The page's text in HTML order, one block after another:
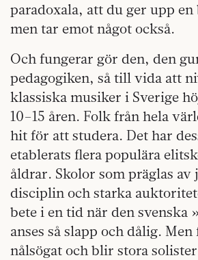
paradoxala, att du ger upp
men tar emot något också.
Och fungerar gör den, den
pedagogiken, så till vida att
klassiska musiker i Sverige
10–15 åren. Folk från hela
hit för att studera. Det har
etablerats flera populära
åldrar. Skolor som präglas
disciplin och starka
bete i en tid när den svenska
anses så slapp och dålig. Men
nålsögat och blir stora